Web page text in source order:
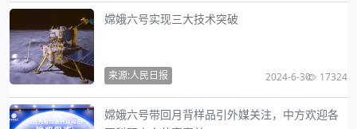
嫦娥六号实现三大技术突破
来源:人民日报 2024-6-30 17324
嫦娥六号带回月背样品引外媒关注，中方欢迎各